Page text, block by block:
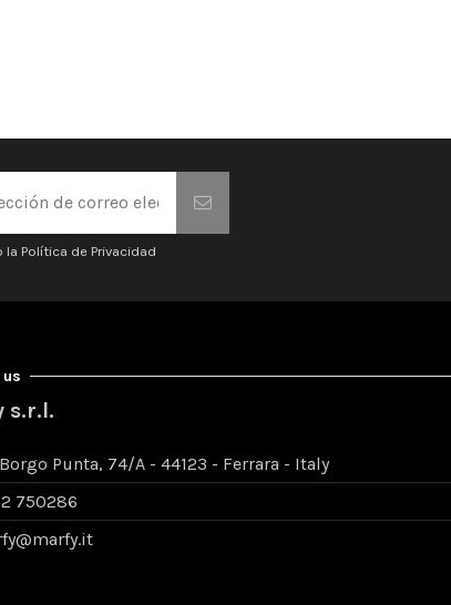
la Política de Privacidad
s.r.l.
Punta, 74/A - 44123 - Ferrara - Italy
750286